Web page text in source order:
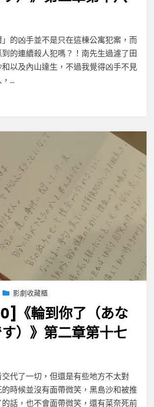
on
[097/100]
《輪
到
の
す）》
第
章
十
八
的凶手並不是只在這棟公寓犯案，而
的連續殺人犯嗎？！南先生過濾了田
以及內山達生，不過我覺得凶手不見
，…
影劇收藏櫃
《輪到你了（あな
）》第二章第十七
on
[096/100]
《輪
到
代了一切，但還是有些地方不太對
時候並沒有面帶微笑，黑島沙和被推
話，也不會面帶微笑，還有菜奈死前